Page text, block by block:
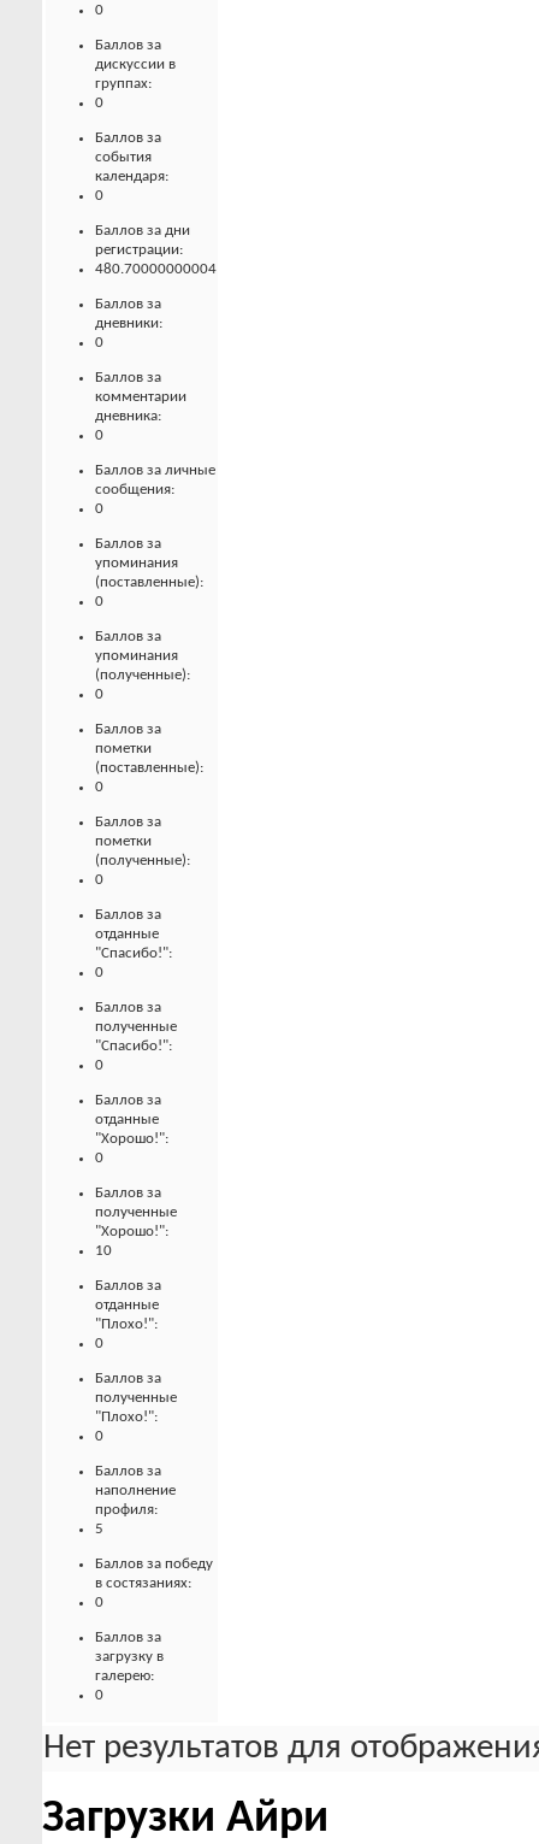
0
Баллов за
дискуссии в
группах:
0
Баллов за
события
календаря:
0
Баллов за дни
регистрации:
480.70000000004
Баллов за
дневники:
0
Баллов за
комментарии
дневника:
0
Баллов за личные
сообщения:
0
Баллов за
упоминания
(поставленные):
0
Баллов за
упоминания
(полученные):
0
Баллов за
пометки
(поставленные):
0
Баллов за
пометки
(полученные):
0
Баллов за
отданные
"Спасибо!":
0
Баллов за
полученные
"Спасибо!":
0
Баллов за
отданные
"Хорошо!":
0
Баллов за
полученные
"Хорошо!":
10
Баллов за
отданные
"Плохо!":
0
Баллов за
полученные
"Плохо!":
0
Баллов за
наполнение
профиля:
5
Баллов за победу
в состязаниях:
0
Баллов за
загрузку в
галерею:
0
Нет результатов для
Загрузки Айри